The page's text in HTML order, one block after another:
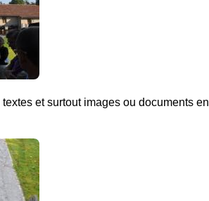
textes et surtout images ou documents en